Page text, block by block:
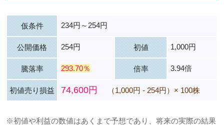
仮条件 234円～254円
公開価格 254円 初値 1,000円
騰落率 293.70％ 倍率 3.94倍
初値売り損益 74,600円 （1,000円 - 254円）× 100株
※初値や利益の数値はあくまで予想であり、将来の実際の結果